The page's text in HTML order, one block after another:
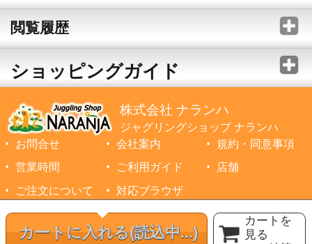
カートに入れる(読込中...)
カートを
見る
閲覧履歴
ショッピングガイド
株式会社 ナランハ
ジャグリングショップ ナランハ
お問合せ
会社案内
規約・同意事項
営業時間
ご利用ガイド
店舗
ご注文について
対応ブラウザ
©1999-2026 NARANJA Inc. All Rights Reserved.